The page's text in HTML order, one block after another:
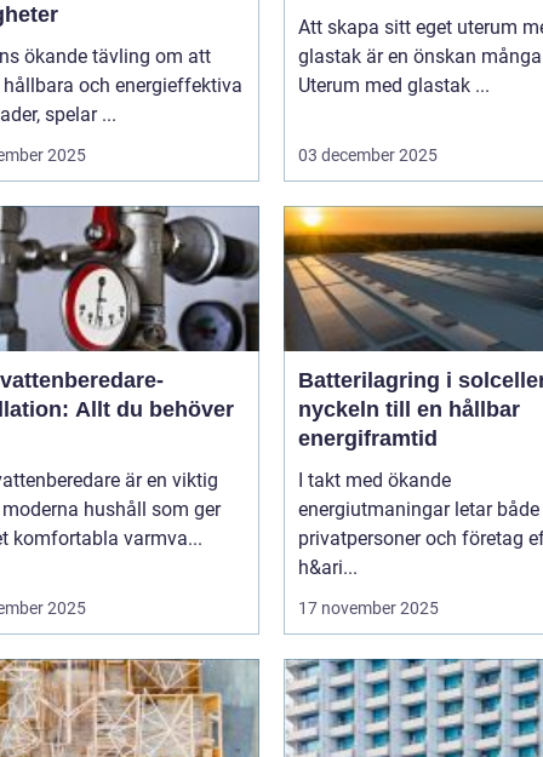
ökande tävling om att
och energieffektiva
spelar ...
2025
Att skapa sitt eget uterum
glastak är en önskan
Uterum med glastak ...
03 december 2025
Allt du behöver
är en viktig
hushåll som ger
komfortabla varmva...
2025
Batterilagring i
nyckeln till en hållbar
energiframtid
I takt med ökande
energiutmaningar letar både
privatpersoner och företag
h&ari...
17 november 2025